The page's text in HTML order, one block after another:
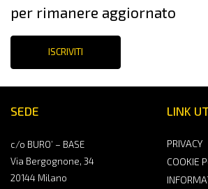
SEDE
c/o BURO’ – BASE
Via Bergognone, 34
20144 Milano
LINK
PRIVACY
COOKIE
per rimanere aggiornato
ISCRIVITI